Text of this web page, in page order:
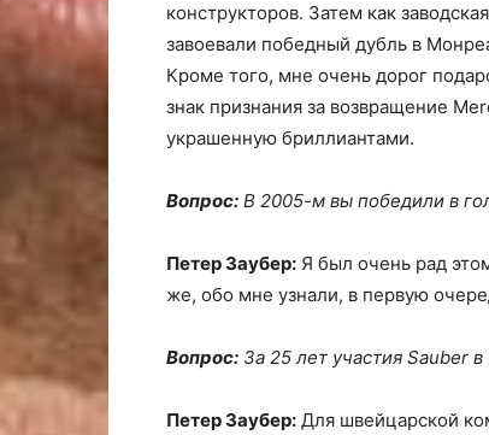
конструкторов. Затем как
завоевали победный дубль в
Кроме того, мне очень дорог
знак признания за возвращение
украшенную бриллиантами.
Вопрос: В 2005-м вы победили в
Петер Заубер: Я был очень рад
же, обо мне узнали, в первую
Вопрос: За 25 лет участия Sauber
Петер Заубер: Для швейцарской